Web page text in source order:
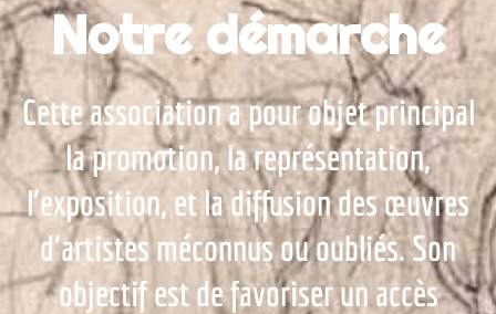
Notre démarche
Cette association a pour objet principal
la promotion, la représentation,
l'exposition, et la diffusion des œuvres
d'artistes méconnus ou oubliés. Son
objectif est de favoriser un accès